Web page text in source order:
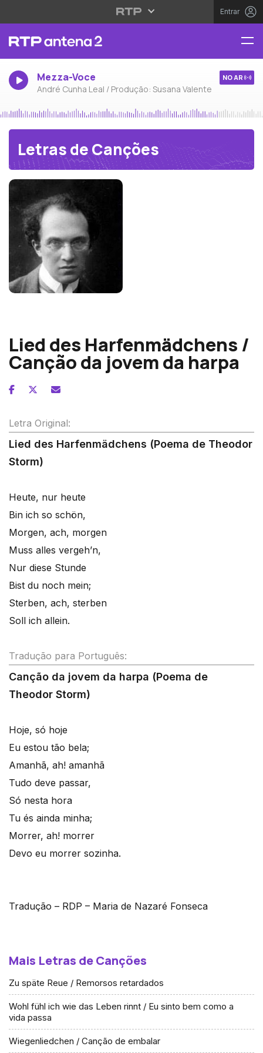
Entrar
Mezza-Voce
André Cunha Leal / Produção: Susana Valente
NO AR
Letras de Canções
Lied des Harfenmädchens /
Canção da jovem da harpa
Letra Original:
Lied des Harfenmädchens (Poema de Theodor
Storm)
Heute, nur heute
Bin ich so schön,
Morgen, ach, morgen
Muss alles vergeh’n,
Nur diese Stunde
Bist du noch mein;
Sterben, ach, sterben
Soll ich allein.
Tradução para Português:
Canção da jovem da harpa (Poema de
Theodor Storm)
Hoje, só hoje
Eu estou tão bela;
Amanhã, ah! amanhã
Tudo deve passar,
Só nesta hora
Tu és ainda minha;
Morrer, ah! morrer
Devo eu morrer sozinha.
Tradução – RDP – Maria de Nazaré Fonseca
Mais Letras de Canções
Zu späte Reue / Remorsos retardados
Wohl fühl ich wie das Leben rinnt / Eu sinto bem como a
vida passa
Wiegenliedchen / Canção de embalar